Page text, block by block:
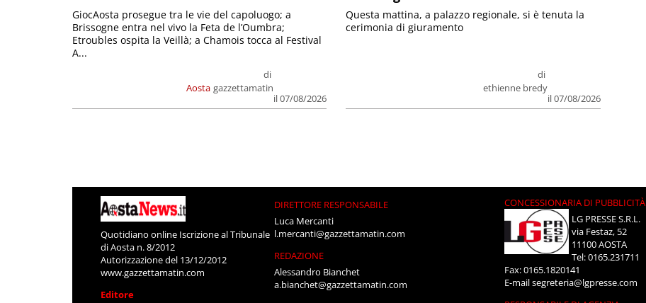
Aosta
di
gazzettamatin
il 07/08/2026
GiocAosta prosegue tra le vie del capoluogo; a
Brissogne entra nel vivo la Feta de l’Oumbra;
Etroubles ospita la Veillà; a Chamois tocca al Festival
A...
di
ethienne bredy
il 07/08/2026
Questa mattina, a palazzo regionale, si è tenuta la
cerimonia di giuramento
Quotidiano online Iscrizione al Tribunale
di Aosta n. 8/2012
Autorizzazione del 13/12/2012
www.gazzettamatin.com
Editore
DIRETTORE RESPONSABILE
Luca Mercanti
l.mercanti@gazzettamatin.com
REDAZIONE
Alessandro Bianchet
a.bianchet@gazzettamatin.com
CONCESSIONARIA DI PUBBLICITÀ
LG PRESSE S.R.L.
via Festaz, 52
11100 AOSTA
Tel: 0165.231711
Fax: 0165.1820141
E-mailsegreteria@lgpresse.com